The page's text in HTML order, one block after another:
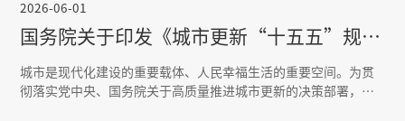
2026-06-01
国务院关于印发《城市更新“十五五”规划》的通知
城市是现代化建设的重要载体、人民幸福生活的重要空间。为贯
彻落实党中央、国务院关于高质量推进城市更新的决策部署，根